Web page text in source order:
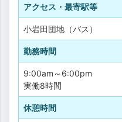
アクセス・最寄駅等
小岩田団地（バス）
勤務時間
9:00am～6:00pm
実働8時間
休憩時間